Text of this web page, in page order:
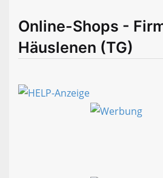
Online-Shops -
Häuslenen (TG)